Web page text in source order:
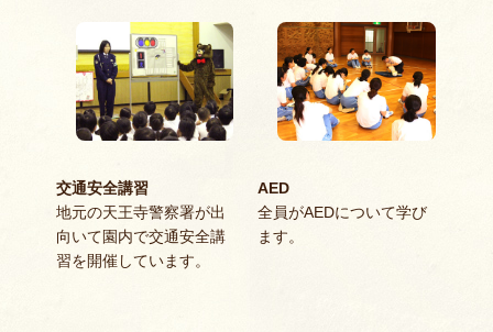
交通安全講習
地元の天王寺警察署が出
向いて園内で交通安全講
習を開催しています。
AED
全員がAEDについて学び
ます。